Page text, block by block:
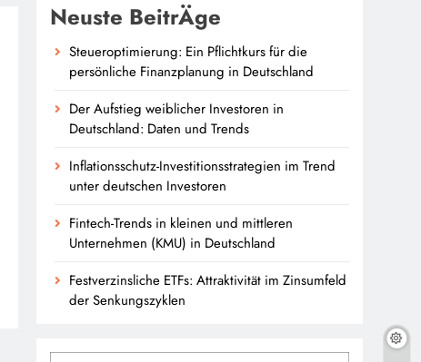
Neuste BeitrÄge
Steueroptimierung: Ein Pflichtkurs für die
persönliche Finanzplanung in Deutschland
Der Aufstieg weiblicher Investoren in
Deutschland: Daten und Trends
Inflationsschutz-Investitionsstrategien im Trend
unter deutschen Investoren
Fintech-Trends in kleinen und mittleren
Unternehmen (KMU) in Deutschland
Festverzinsliche ETFs: Attraktivität im Zinsumfeld
der Senkungszyklen